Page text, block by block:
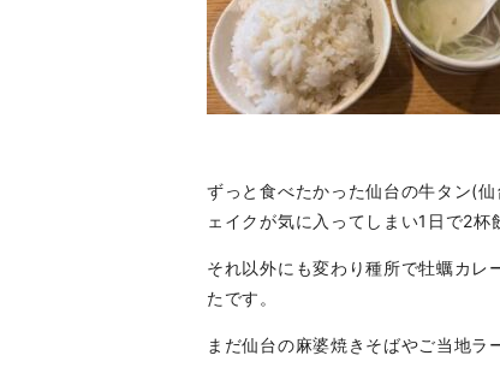
ずっと食べたかった仙台の牛タン(
ェイクが気に入ってしまい1日で2杯
それ以外にも変わり種所で牡蠣カレ
たです。
まだ仙台の麻婆焼きそばやご当地ラ